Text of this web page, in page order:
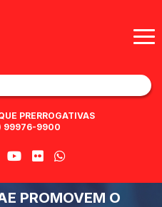
PRERROGATIVAS
99976-9900
PROMOVEM O